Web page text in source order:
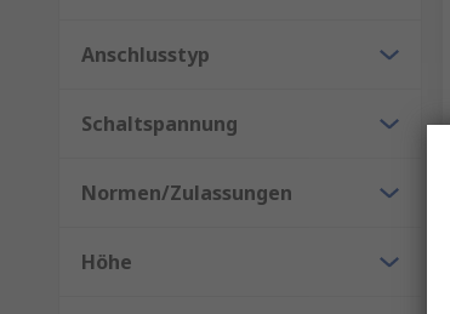
Anschlusstyp
Schaltspannung
Normen/Zulassungen
Höhe